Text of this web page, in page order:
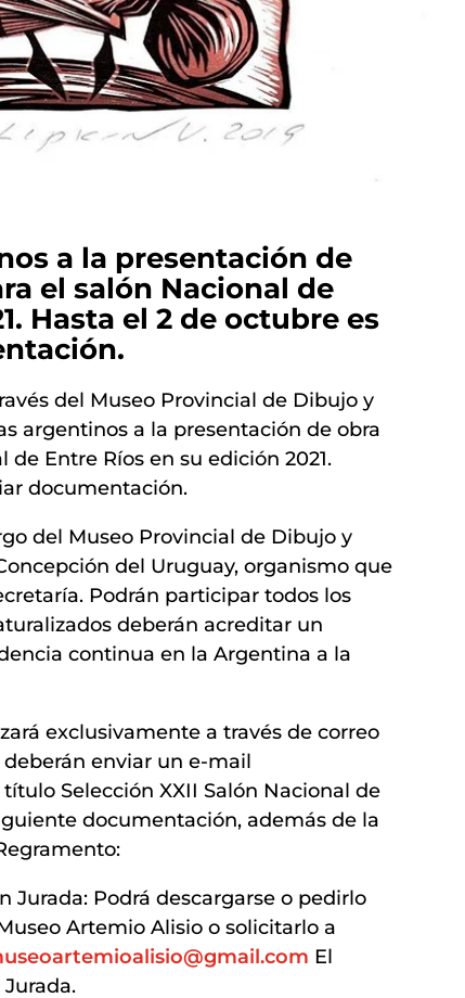
a la presentación de
el salón Nacional de
Hasta el 2 de octubre es
del Museo Provincial de Dibujo y
argentinos a la presentación de obra
Entre Ríos en su edición 2021.
documentación.
del Museo Provincial de Dibujo y
del Uruguay, organismo que
Podrán participar todos los
deberán acreditar un
continua en la Argentina a la
exclusivamente a través de correo
enviar un e-mail
Selección XXII Salón Nacional de
documentación, además de la
Jurada: Podrá descargarse o pedirlo
Artemio Alisio o solicitarlo a
El